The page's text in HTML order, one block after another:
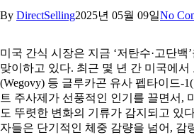
By DirectSelling2025년 05월 09일No
미국 간식 시장은 지금 ‘저탄수·고단백
맞이하고 있다. 최근 몇 년 간 미국에서
(Wegovy) 등 글루카곤 유사 펩타이드-
트 주사제가 선풍적인 인기를 끌면서,
도 뚜렷한 변화의 기류가 감지되고 있
자들은 단기적인 체중 감량을 넘어, 감